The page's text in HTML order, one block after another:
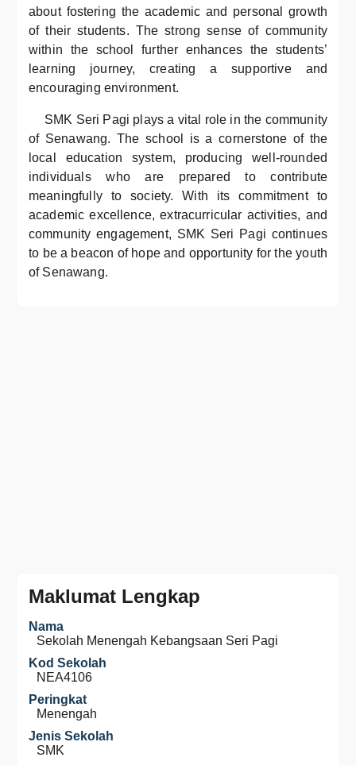
about fostering the academic and personal growth
of their students. The strong sense of community
within the school further enhances the students’
learning journey, creating a supportive and
encouraging environment.
SMK Seri Pagi plays a vital role in the community
of Senawang. The school is a cornerstone of the
local education system, producing well-rounded
individuals who are prepared to contribute
meaningfully to society. With its commitment to
academic excellence, extracurricular activities, and
community engagement, SMK Seri Pagi continues
to be a beacon of hope and opportunity for the youth
of Senawang.
Maklumat Lengkap
Nama
Sekolah Menengah Kebangsaan Seri Pagi
Kod Sekolah
NEA4106
Peringkat
Menengah
Jenis Sekolah
SMK